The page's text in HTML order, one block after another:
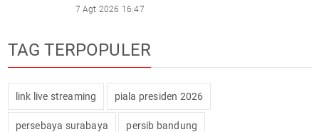
7 Agt 2026 16:47
TAG TERPOPULER
link live streaming piala presiden 2026
persebaya surabaya persib bandung